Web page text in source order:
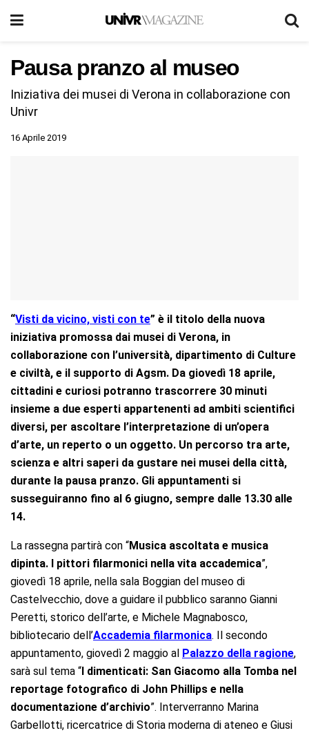
Pausa pranzo al museo
Iniziativa dei musei di Verona in collaborazione con
Univr
16 Aprile 2019
“Visti da vicino, visti con te” è il titolo della nuova
iniziativa promossa dai musei di Verona, in
collaborazione con l’università, dipartimento di Culture
e civiltà, e il supporto di Agsm. Da giovedì 18 aprile,
cittadini e curiosi potranno trascorrere 30 minuti
insieme a due esperti appartenenti ad ambiti scientifici
diversi, per ascoltare l’interpretazione di un’opera
d’arte, un reperto o un oggetto. Un percorso tra arte,
scienza e altri saperi da gustare nei musei della città,
durante la pausa pranzo. Gli appuntamenti si
susseguiranno fino al 6 giugno, sempre dalle 13.30 alle
14.
La rassegna partirà con “Musica ascoltata e musica
dipinta. I pittori filarmonici nella vita accademica”,
giovedì 18 aprile, nella sala Boggian del museo di
Castelvecchio, dove a guidare il pubblico saranno Gianni
Peretti, storico dell’arte, e Michele Magnabosco,
bibliotecario dell’Accademia filarmonica. Il secondo
appuntamento, giovedì 2 maggio al Palazzo della ragione,
sarà sul tema “I dimenticati: San Giacomo alla Tomba nel
reportage fotografico di John Phillips e nella
documentazione d’archivio”. Interverranno Marina
Garbellotti, ricercatrice di Storia moderna di ateneo e Giusi